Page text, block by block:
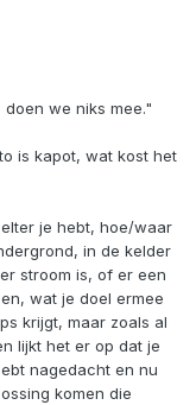
we niks mee."
is kapot, wat kost het
je hebt, hoe/waar
in de kelder
stroom is, of er een
wat je doel ermee
krijgt, maar zoals al
lijkt het er op dat je
nagedacht en nu
komen die